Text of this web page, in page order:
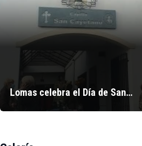
Lomas celebra el Día de San…